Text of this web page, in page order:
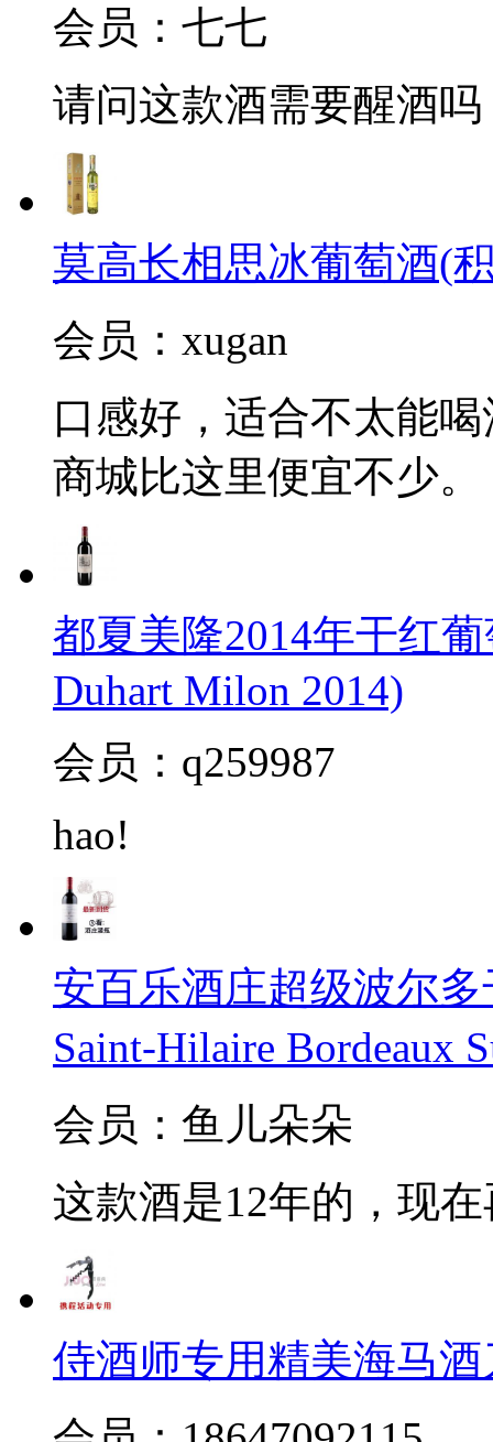
会员：七七
请问这款酒需要醒酒
莫高长相思冰葡萄酒(
会员：xugan
口感好，适合不太能
商城比这里便宜不少。
都夏美隆2014年干红
Duhart Milon 2014)
会员：q259987
hao!
安百乐酒庄超级波尔多
Saint-Hilaire Bordeaux
会员：鱼儿朵朵
这款酒是12年的，现
侍酒师专用精美海马